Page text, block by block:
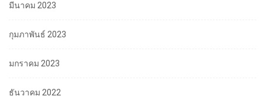
มีนาคม 2023
กุมภาพันธ์ 2023
มกราคม 2023
ธันวาคม 2022